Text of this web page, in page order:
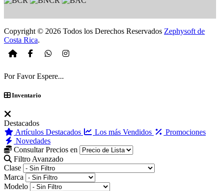
Copyright © 2026 Todos los Derechos Reservados Zephysoft de
Costa Rica.
Por Favor Espere...
Inventario
Destacados
Artículos Destacados
Los más Vendidos
Promociones
Novedades
Consultar Precios en
Filtro Avanzado
Clase
Marca
Modelo